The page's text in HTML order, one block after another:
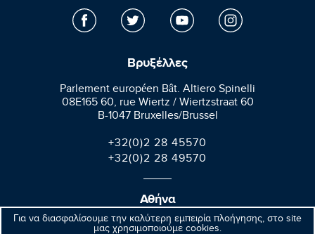
Για να διασφαλίσουμε την καλύτερη εμπειρία πλοήγησης, στο site
μας χρησιμοποιούμε cookies.
Βρυξέλλες
Parlement européen Bât. Altiero Spinelli
08E165 60, rue Wiertz / Wiertzstraat 60
B-1047 Bruxelles/Brussel
+32(0)2 28 45570
+32(0)2 28 49570
Αθήνα
Βαλαωρίτου 9A, Aθήνα 106 71